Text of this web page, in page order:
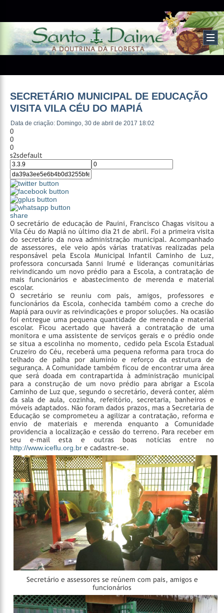
SECRETÁRIO MUNICIPAL DE EDUCAÇÃO
VISITA VILA CÉU DO MAPIÁ
Data de criação: Domingo, 30 de abril de 2017 18:02
0
0
0
s2sdefault
share
O secretário de educação de Pauini, Francisco Chagas visitou a
Vila Céu do Mapiá no último dia 21 de abril. Foi a primeira visita
do secretário da nova administração municipal. Acompanhado
de assessores, ele veio após várias tratativas realizadas pela
responsável pela Escola Municipal Infantil Caminho de Luz,
professora concursada Sanni Irumé e lideranças comunitárias
reivindicando um novo prédio para a Escola, a contratação de
mais funcionários e abastecimento de merenda e material
escolar.
O secretário se reuniu com pais, amigos, professores e
funcionários da Escola, conhecida também como a creche do
Mapiá para ouvir as reivindicações e propor soluções. Na ocasião
foi entregue uma pequena quantidade de merenda e material
escolar. Ficou acertado que haverá a contratação de uma
monitora e uma assistente de serviços gerais e o prédio onde
se situa a escolinha no momento, cedido pela Escola Estadual
Cruzeiro do Céu, receberá uma pequena reforma para troca do
telhado de palha por alumínio e reforço da estrutura de
segurança. A Comunidade também ficou de encontrar uma área
que será doada em contrapartida à administração municipal
para a construção de um novo prédio para abrigar a Escola
Caminho de Luz que, segundo o secretário, deverá conter, além
da sala de aula, cozinha, refeitório, secretaria, banheiros e
móveis adaptados. Não foram dados prazos, mas a Secretaria de
Educação se comprometeu a agilizar a contratação, reforma e
envio de materiais e merenda enquanto a Comunidade
providencia a localização e cessão do terreno. Para receber em
seu e-mail esta e outras boas notícias entre no
http://www.iceflu.org.br e cadastre-se.
Secretário e assessores se reúnem com pais, amigos e
funcionários